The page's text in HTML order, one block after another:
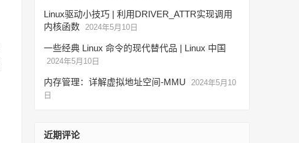
Linux驱动小技巧 | 利用DRIVER_ATTR实现调用
内核函数 2024年5月10日
一些经典 Linux 命令的现代替代品 | Linux 中国
2024年5月10日
内存管理：详解虚拟地址空间-MMU
2024年5月10
日
近期评论